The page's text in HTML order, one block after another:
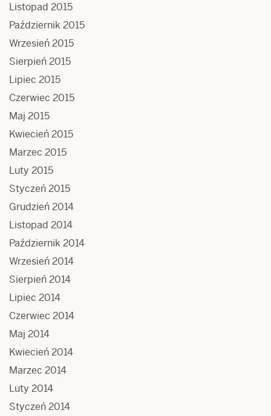
Listopad 2015
Październik 2015
Wrzesień 2015
Sierpień 2015
Lipiec 2015
Czerwiec 2015
Maj 2015
Kwiecień 2015
Marzec 2015
Luty 2015
Styczeń 2015
Grudzień 2014
Listopad 2014
Październik 2014
Wrzesień 2014
Sierpień 2014
Lipiec 2014
Czerwiec 2014
Maj 2014
Kwiecień 2014
Marzec 2014
Luty 2014
Styczeń 2014